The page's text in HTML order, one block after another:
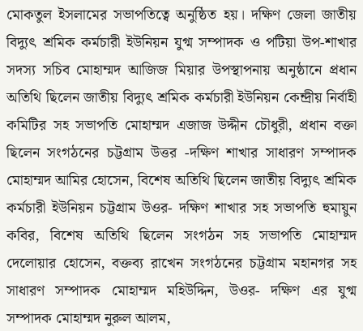
মোকতুল ইসলামের সভাপতিত্বে অনুষ্ঠিত হয়। দক্ষিণ জেলা জাতীয়
বিদ্যুৎ শ্রমিক কর্মচারী ইউনিয়ন যুগ্ম সম্পাদক ও পটিয়া উপ-শাখার
সদস্য সচিব মোহাম্মদ আজিজ মিয়ার উপস্থাপনায় অনুষ্ঠানে প্রধান
অতিথি ছিলেন জাতীয় বিদ্যুৎ শ্রমিক কর্মচারী ইউনিয়ন কেন্দ্রীয় নির্বাহী
কমিটির সহ সভাপতি মোহাম্মদ এজাজ উদ্দীন চৌধুরী, প্রধান বক্তা
ছিলেন সংগঠনের চট্টগ্রাম উত্তর -দক্ষিণ শাখার সাধারণ সম্পাদক
মোহাম্মদ আমির হোসেন, বিশেষ অতিথি ছিলেন জাতীয় বিদ্যুৎ শ্রমিক
কর্মচারী ইউনিয়ন চট্টগ্রাম উওর- দক্ষিণ শাখার সহ সভাপতি হুমায়ুন
কবির, বিশেষ অতিথি ছিলেন সংগঠন সহ সভাপতি মোহাম্মদ
দেলোয়ার হোসেন, বক্তব্য রাখেন সংগঠনের চট্টগ্রাম মহানগর সহ
সাধারণ সম্পাদক মোহাম্মদ মহিউদ্দিন, উওর- দক্ষিণ এর যুগ্ম
সম্পাদক মোহাম্মদ নুরুল আলম,